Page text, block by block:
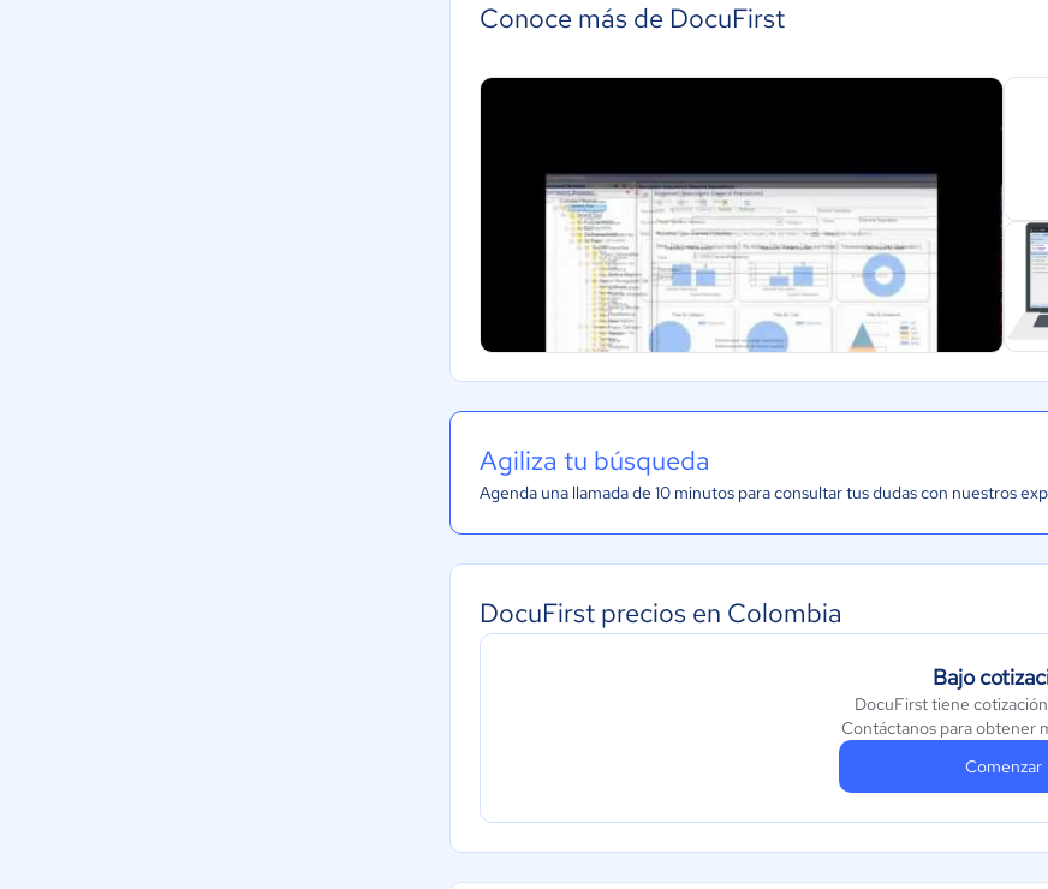
Conoce más de DocuFirst
Agiliza tu búsqueda
Agenda una llamada de 10 minutos para consultar tus dudas con nuestros
DocuFirst precios en Colombia
Bajo
DocuFirst tiene
Contáctanos para obtener
Comenzar